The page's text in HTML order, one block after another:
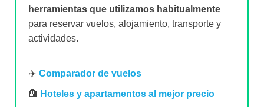
herramientas que utilizamos habitualmente
para reservar vuelos, alojamiento, transporte y
actividades.
✈️ Comparador de vuelos
🏨 Hoteles y apartamentos al mejor precio